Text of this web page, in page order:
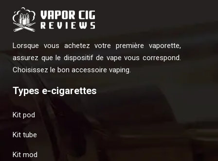
Lorsque vous achetez votre première vaporette,
assurez que le dispositif de vape vous correspond.
Choisissez le bon accessoire vaping.
Types e-cigarettes
Kit pod
Kit tube
Kit mod